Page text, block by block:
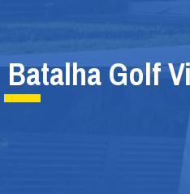
Batalha Golf